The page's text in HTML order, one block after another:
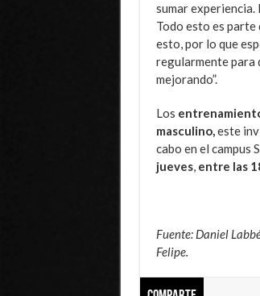
sumar experiencia.
Todo esto es parte
esto, por lo que
regularmente para
mejorando”.
Los
masculino,este
cabo en el campus
jueves, entre las
Fuente: Daniel
Felipe.